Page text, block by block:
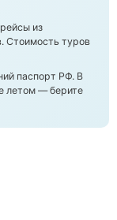
из
Стоимость туров
паспорт РФ. В
летом — берите